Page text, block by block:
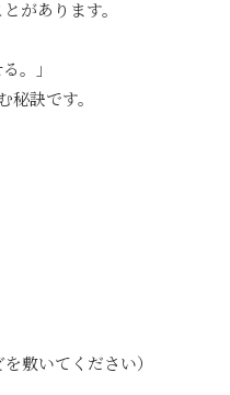
があります。
。」
訣です。
敷いてください）